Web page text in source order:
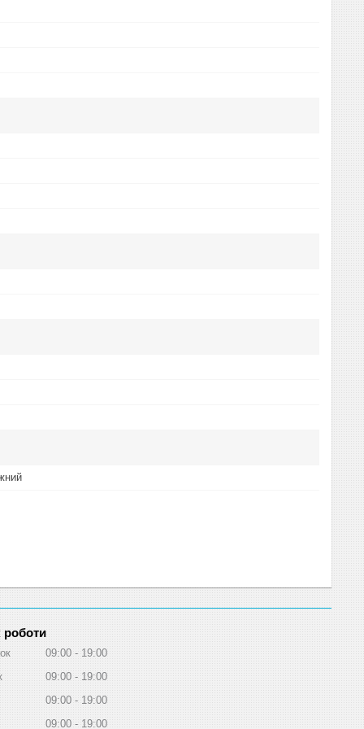
роботи
09:00
19:00
09:00
19:00
09:00
19:00
09:00
19:00